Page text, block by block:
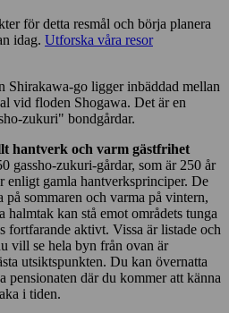
för detta resmål och börja planera
idag. Utforska våra resor
go ligger inbäddad mellan
vid floden Shogawa. Det är en
zukuri" bondgårdar.
hantverk och varm gästfrihet
gassho-zukuri-gårdar, som är 250 år
enligt gamla hantverksprinciper. De
på sommaren och varma på vintern,
halmtak kan stå emot områdets tunga
fortfarande aktivt. Vissa är listade och
vill se hela byn från ovan är
utsiktspunkten. Du kan övernatta
pensionaten där du kommer att känna
i tiden.